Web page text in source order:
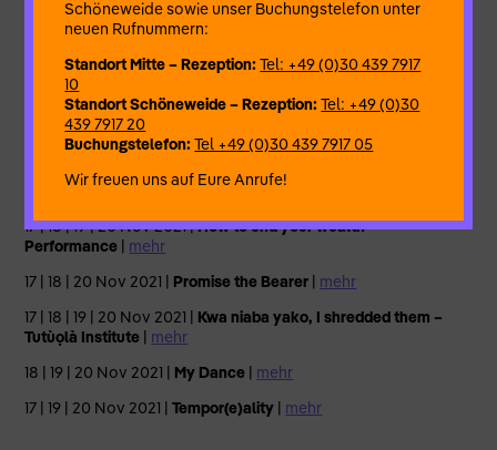
Das ProjektWhite Moneyist auch ein Versuch, die Grenzen
der Förderstrukturen auszudehnen und zu befragen. Die
Künstler:innen bestimmen selbst über die Aufteilung und
Verwendung der Projektgelder und über die Rolle von Flinn
Works als Produzent. Denn auch dieses Projekt ist mit weißem
Geld finanziert.
Einzelveranstaltungen:
19 Nov 2021 |Artist Talk|mehr
17 | 18 | 19 | 20 Nov 2021 |How to end your wealth –
Performance | mehr
17 | 18 | 20 Nov 2021 | Promise the Bearer | mehr
17 | 18 | 19 | 20 Nov 2021 | Kwa niaba yako, I shredded them –
Tutùọlà Institute | mehr
18 | 19 | 20 Nov 2021 | My Dance | mehr
17 | 19 | 20 Nov 2021 |Tempor(e)ality | mehr
Schöneweide sowie unser Buchungstelefon unter
neuen Rufnummern:
Standort Mitte – Rezeption:Tel: +49 (0)30 439 7917
10
Standort Schöneweide – Rezeption:Tel: +49 (0)30
439 7917 20
Buchungstelefon:Tel +49 (0)30 439 7917 05
Wir freuen uns auf Eure Anrufe!